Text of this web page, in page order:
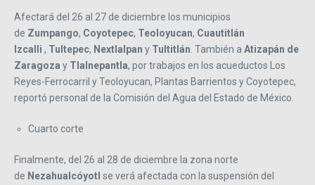
Afectará del 26 al 27 de diciembre los municipios
de Zumpango, Coyotepec, Teoloyucan, Cuautitlán
Izcalli , Tultepec, Nextlalpan y Tultitlán . También a Atizapán de
Zaragoza y Tlalnepantla, por trabajos en los acueductos Los
Reyes-Ferrocarril y Teoloyucan, Plantas Barrientos y Coyotepec,
reportó personal de la Comisión del Agua del Estado de México.
Cuarto corte
Finalmente, del 26 al 28 de diciembre la zona norte
de Nezahualcóyotl se verá afectada con la suspensión del